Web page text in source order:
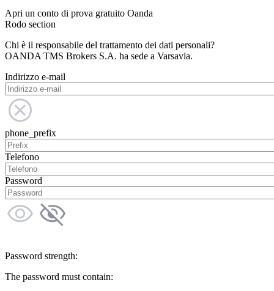
Apri un conto di prova gratuito Oanda
Rodo section
Chi è il responsabile del trattamento dei dati personali?
OANDA TMS Brokers S.A. ha sede a Varsavia.
Indirizzo e-mail
phone_prefix
Telefono
Password
Password strength:
The password must contain: